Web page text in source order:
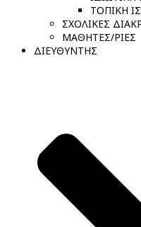
ΤΟΠΙΚΗ
ΣΧΟΛΙΚΕΣ
ΜΑΘΗΤΕΣ/ΡΙΕΣ
ΔΙΕΥΘΥΝΤΗΣ